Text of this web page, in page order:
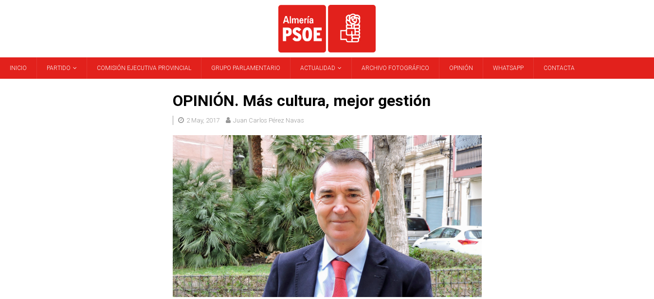
INICIO PARTIDO COMISIÓN EJECUTIVA PROVINCIAL GRUPO PARLAMENTARIO ACTUALIDAD ARCHIVO FOTOGRÁFICO OPINIÓN WHATSAPP CONTACTA
OPINIÓN. Más cultura, mejor gestión
2 May, 2017 Juan Carlos Pérez Navas